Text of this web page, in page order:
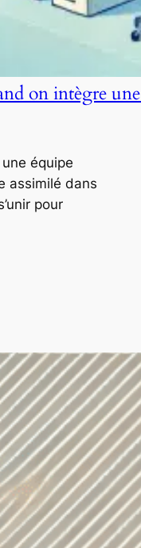
on intègre
équipe
assimilé dans
pour